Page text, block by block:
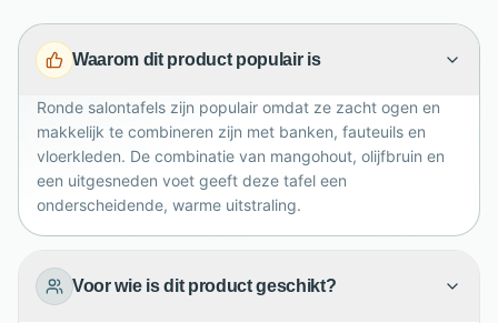
uitgesneden vorm zorgt voor een elegant silhouet en
maakt Fermo tot een stijlvolle blikvanger. Dankzij de
en verzorgd in iedere zithoek.
Waarom dit product populair is
Ronde salontafels zijn populair omdat ze zacht ogen en
makkelijk te combineren zijn met banken, fauteuils en
vloerkleden. De combinatie van mangohout, olijfbruin en
een uitgesneden voet geeft deze tafel een
onderscheidende, warme uitstraling.
Voor wie is dit product geschikt?